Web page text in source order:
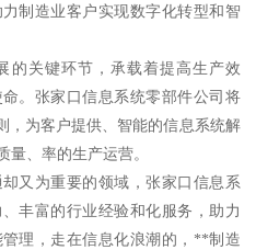
制造业客户实现数字化转型和智
的关键环节，承载着提高生产效
。张家口信息系统零部件公司将
，为客户提供、智能的信息系统解
量、率的生产运营。
又为重要的领域，张家口信息系
丰富的行业经验和化服务，助力
理，走在信息化浪潮的，**制造